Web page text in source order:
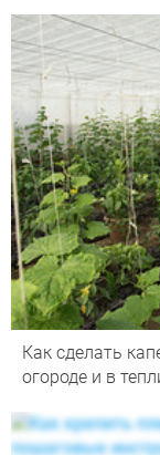
Как сделать
огороде и в